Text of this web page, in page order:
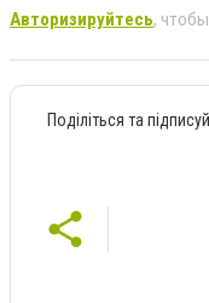
Авторизируйтесь,
Поділіться та